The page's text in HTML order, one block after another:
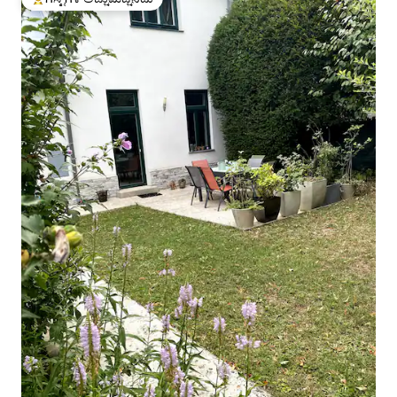
ಗೆಸ್ಟ್‌ಗಳಿಗೆ ಅತಿ ಹೆಚ್ಚು ಅಚ್ಚುಮೆಚ್ಚಿನದು